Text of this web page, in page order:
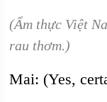
(Ẩm thực Việt
rau thơm.)
Mai: (Yes,